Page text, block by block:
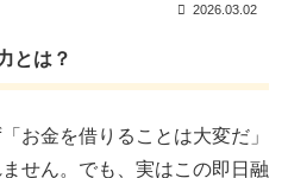
2026.03.02
とは？
お金を借りることは大変だ」
せん。でも、実はこの即日融